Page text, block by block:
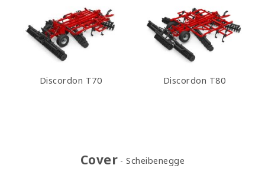
Discordon T70 Discordon T80
Cover Scheibenegge